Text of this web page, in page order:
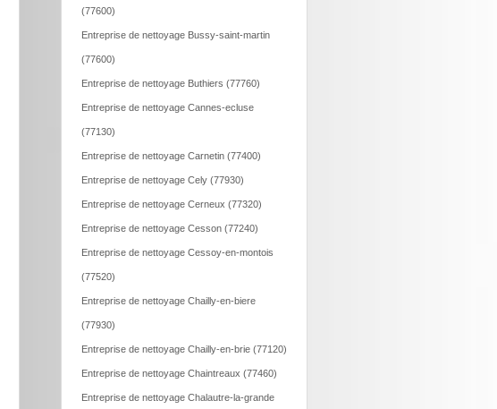
(77600)
Entreprise de nettoyage Bussy-saint-martin
(77600)
Entreprise de nettoyage Buthiers (77760)
Entreprise de nettoyage Cannes-ecluse
(77130)
Entreprise de nettoyage Carnetin (77400)
Entreprise de nettoyage Cely (77930)
Entreprise de nettoyage Cerneux (77320)
Entreprise de nettoyage Cesson (77240)
Entreprise de nettoyage Cessoy-en-montois
(77520)
Entreprise de nettoyage Chailly-en-biere
(77930)
Entreprise de nettoyage Chailly-en-brie (77120)
Entreprise de nettoyage Chaintreaux (77460)
Entreprise de nettoyage Chalautre-la-grande